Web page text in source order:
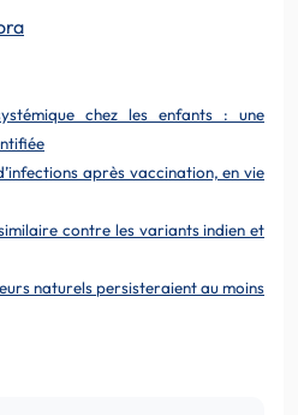
chez les enfants : une
après vaccination, en vie
contre les variants indien et
naturels persisteraient au moins